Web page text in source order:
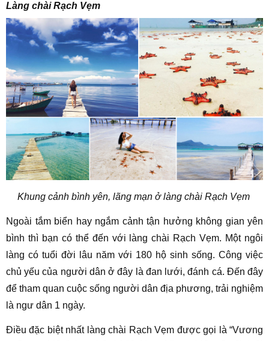
Làng chài Rạch Vẹm
Khung cảnh bình yên, lãng mạn ở làng chài Rạch Vẹm
Ngoài tắm biển hay ngắm cảnh tận hưởng không gian yên
bình thì bạn có thể đến với làng chài Rạch Vẹm. Một ngôi
làng có tuổi đời lâu năm với 180 hộ sinh sống. Công việc
chủ yếu của người dân ở đây là đan lưới, đánh cá. Đến đây
để tham quan cuộc sống người dân địa phương, trải nghiệm
là ngư dân 1 ngày.
Điều đặc biệt nhất làng chài Rạch Vẹm được gọi là “Vương